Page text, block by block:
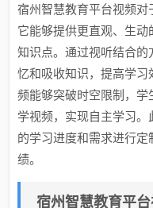
宿州智慧教育平台视频对
它能够提供更直观、生
知识点。通过视听结合
忆和吸收知识，提高学
频能够突破时空限制，
学视频，实现自主学习
的学习进度和需求进行
绩。
宿州智慧教育平